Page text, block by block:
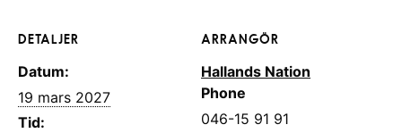
DETALJER
Datum:
19 mars 2027
Tid:
ARRANGÖR
Hallands Nation
Phone
046-15 91 91